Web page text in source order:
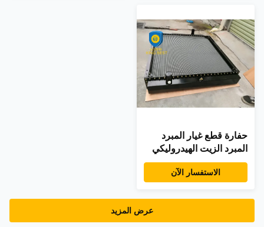
حفارة قطع غيار المبرد
المبرد الزيت الهيدروليكي
دوسان 440211-00868
S340LC-V S420LC-V
الاستفسار الآن
عرض المزيد